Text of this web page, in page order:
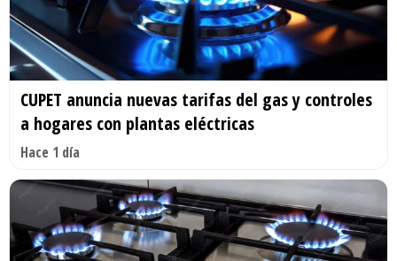
CUPET anuncia nuevas tarifas del gas y controles
a hogares con plantas eléctricas
Hace 1 día